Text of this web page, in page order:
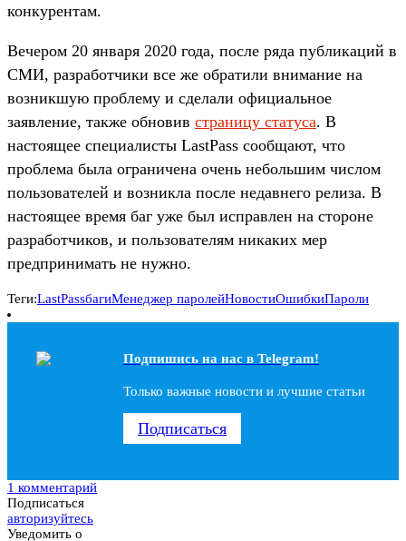
конкурентам.
Вечером 20 января 2020 года, после ряда публикаций в
СМИ, разработчики все же обратили внимание на
возникшую проблему и сделали официальное
заявление, также обновив страницу статуса. В
настоящее специалисты LastPass сообщают, что
проблема была ограничена очень небольшим числом
пользователей и возникла после недавнего релиза. В
настоящее время баг уже был исправлен на стороне
разработчиков, и пользователям никаких мер
предпринимать не нужно.
Теги:LastPassбагиМенеджер паролейНовостиОшибкиПароли
Подпишись на наc в Telegram!
Только важные новости и лучшие статьи
Подписаться
1 комментарий
Подписаться
авторизуйтесь
Уведомить о